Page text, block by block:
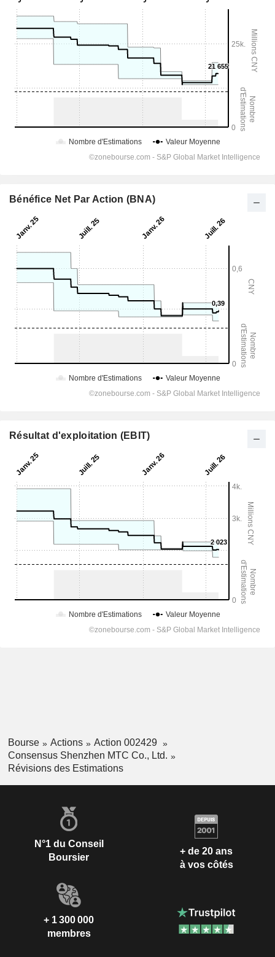
Bénéfice Net Par Action (BNA)
Résultat d'exploitation (EBIT)
Bourse Actions
Action 002429
Consensus Shenzhen MTC Co., Ltd.
Révisions des Estimations
N°1 du Conseil
Boursier
+ de 20 ans
à vos côtés
+ 1 300 000
membres